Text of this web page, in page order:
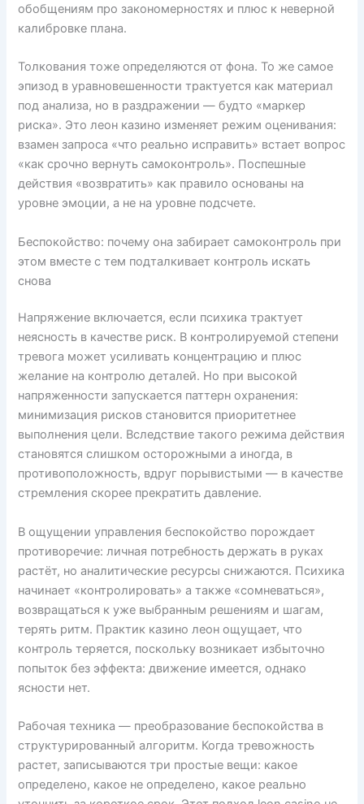
обобщениям про закономерностях и плюс к неверной
калибровке плана.
Толкования тоже определяются от фона. То же самое
эпизод в уравновешенности трактуется как материал
под анализа, но в раздражении — будто «маркер
риска». Это леон казино изменяет режим оценивания:
взамен запроса «что реально исправить» встает вопрос
«как срочно вернуть самоконтроль». Поспешные
действия «возвратить» как правило основаны на
уровне эмоции, а не на уровне подсчете.
Беспокойство: почему она забирает самоконтроль при
этом вместе с тем подталкивает контроль искать
снова
Напряжение включается, если психика трактует
неясность в качестве риск. В контролируемой степени
тревога может усиливать концентрацию и плюс
желание на контролю деталей. Но при высокой
напряженности запускается паттерн охранения:
минимизация рисков становится приоритетнее
выполнения цели. Вследствие такого режима действия
становятся слишком осторожными а иногда, в
противоположность, вдруг порывистыми — в качестве
стремления скорее прекратить давление.
В ощущении управления беспокойство порождает
противоречие: личная потребность держать в руках
растёт, но аналитические ресурсы снижаются. Психика
начинает «контролировать» а также «сомневаться»,
возвращаться к уже выбранным решениям и шагам,
терять ритм. Практик казино леон ощущает, что
контроль теряется, поскольку возникает избыточно
попыток без эффекта: движение имеется, однако
ясности нет.
Рабочая техника — преобразование беспокойства в
структурированный алгоритм. Когда тревожность
растет, записываются три простые вещи: какое
определено, какое не определено, какое реально